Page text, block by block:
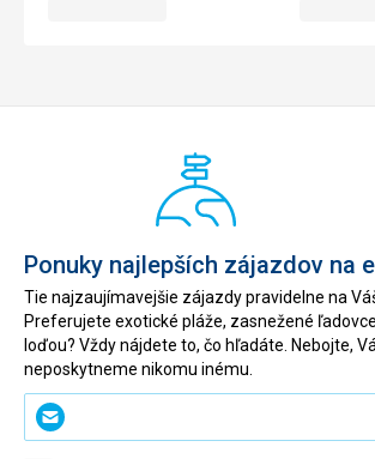
Ponuky najlepších zájazdov na
Tie najzaujímavejšie zájazdy pravidelne na
Preferujete exotické pláže, zasnežené
loďou? Vždy nájdete to, čo hľadáte. Nebojte,
neposkytneme nikomu inému.
Zadajte
svoj